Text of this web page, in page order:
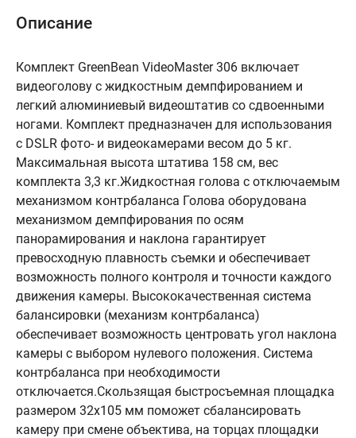
Описание
Комплект GreenBean VideoMaster 306 включает
видеоголову с жидкостным демпфированием и
легкий алюминиевый видеоштатив со сдвоенными
ногами. Комплект предназначен для использования
с DSLR фото- и видеокамерами весом до 5 кг.
Максимальная высота штатива 158 см, вес
комплекта 3,3 кг.Жидкостная голова с отключаемым
механизмом контрбаланса Голова оборудована
механизмом демпфирования по осям
панорамирования и наклона гарантирует
превосходную плавность съемки и обеспечивает
возможность полного контроля и точности каждого
движения камеры. Высококачественная система
балансировки (механизм контрбаланса)
обеспечивает возможность центровать угол наклона
камеры с выбором нулевого положения. Система
контрбаланса при необходимости
отключается.Скользящая быстросъемная площадка
размером 32х105 мм поможет сбалансировать
камеру при смене объектива, на торцах площадки